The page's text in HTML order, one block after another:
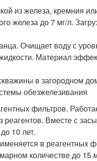
из железа, кремния
железа до 7 мг/л.
Очищает воду с
Материал
фильтров.
Вместе с
10 лет.
в реагентных
количестве до 15